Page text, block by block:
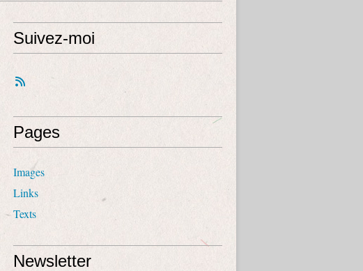
Suivez-moi
Pages
Images
Links
Texts
Newsletter